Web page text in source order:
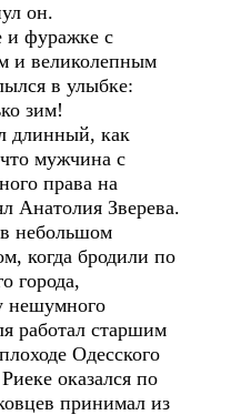
он.
и фуражке с
и великолепным
в улыбке:
зим!
длинный, как
мужчина с
права на
Анатолия Зверева.
небольшом
когда бродили по
города,
нешумного
работал старшим
Одесского
оказался по
принимал из